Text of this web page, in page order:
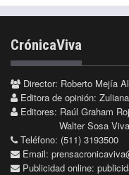
CrónicaViva
Director: Roberto Mejía
Editora de opinión:
Editores: Raúl Graham
Walter Sosa
Teléfono: (511) 3193500
Email:
Publicidad online: